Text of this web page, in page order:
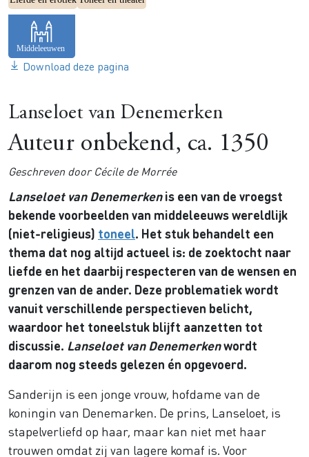
Download deze pagina
Lanseloet van Denemerken
Auteur onbekend, ca. 1350
Geschreven door Cécile de Morrée
Lanseloet van Denemerkenis een van de vroegst
bekende voorbeelden van middeleeuws wereldlijk
(niet-religieus) toneel. Het stuk behandelt een
thema dat nog altijd actueel is: de zoektocht naar
liefde en het daarbij respecteren van de wensen en
grenzen van de ander. Deze problematiek wordt
vanuit verschillende perspectieven belicht,
waardoor het toneelstuk blijft aanzetten tot
discussie. Lanseloet van Denemerkenwordt
daarom nog steeds gelezen én opgevoerd.
Sanderijn is een jonge vrouw, hofdame van de
koningin van Denemarken. De prins, Lanseloet, is
stapelverliefd op haar, maar kan niet met haar
trouwen omdat zij van lagere komaf is. Voor